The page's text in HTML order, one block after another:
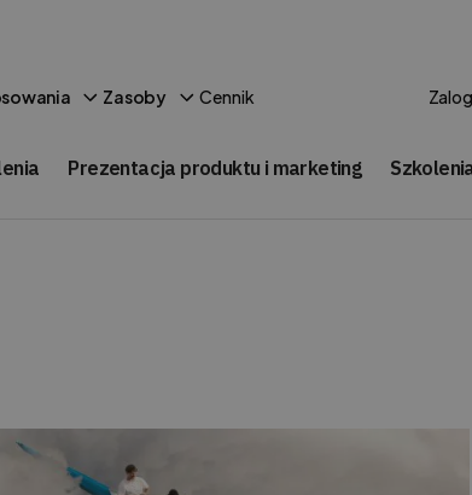
Zasoby Cennik
Prezentacja produktu i marketing